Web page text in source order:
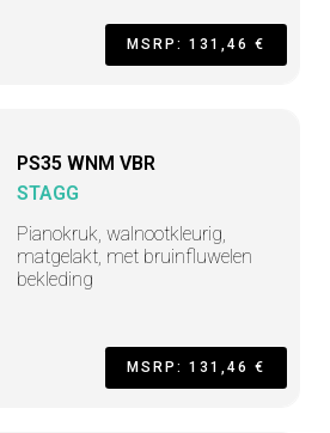
MSRP: 131,46 €
PS35 WNM VBR
STAGG
Pianokruk, walnootkleurig,
matgelakt, met bruinfluwelen
bekleding
MSRP: 131,46 €